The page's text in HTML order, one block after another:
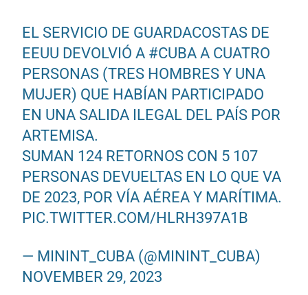
EL SERVICIO DE GUARDACOSTAS DE
EEUU DEVOLVIÓ A #CUBA A CUATRO
PERSONAS (TRES HOMBRES Y UNA
MUJER) QUE HABÍAN PARTICIPADO
EN UNA SALIDA ILEGAL DEL PAÍS POR
ARTEMISA.
SUMAN 124 RETORNOS CON 5 107
PERSONAS DEVUELTAS EN LO QUE VA
DE 2023, POR VÍA AÉREA Y MARÍTIMA.
PIC.TWITTER.COM/HLRH397A1B
— MININT_CUBA (@MININT_CUBA)
NOVEMBER 29, 2023